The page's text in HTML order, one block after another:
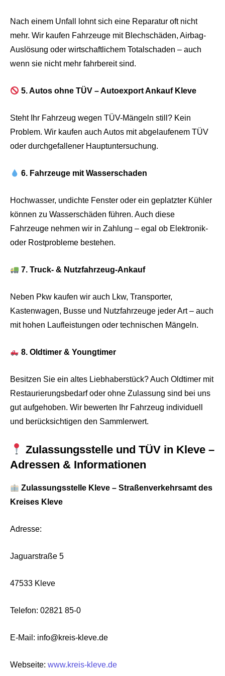
Nach einem Unfall lohnt sich eine Reparatur oft nicht
mehr. Wir kaufen Fahrzeuge mit Blechschäden, Airbag-
Auslösung oder wirtschaftlichem Totalschaden – auch
wenn sie nicht mehr fahrbereit sind.
5. Autos ohne TÜV – Autoexport Ankauf Kleve
Steht Ihr Fahrzeug wegen TÜV-Mängeln still? Kein
Problem. Wir kaufen auch Autos mit abgelaufenem TÜV
oder durchgefallener Hauptuntersuchung.
6. Fahrzeuge mit Wasserschaden
Hochwasser, undichte Fenster oder ein geplatzter Kühler
können zu Wasserschäden führen. Auch diese
Fahrzeuge nehmen wir in Zahlung – egal ob Elektronik-
oder Rostprobleme bestehen.
7. Truck- & Nutzfahrzeug-Ankauf
Neben Pkw kaufen wir auch Lkw, Transporter,
Kastenwagen, Busse und Nutzfahrzeuge jeder Art – auch
mit hohen Laufleistungen oder technischen Mängeln.
8. Oldtimer & Youngtimer
Besitzen Sie ein altes Liebhaberstück? Auch Oldtimer mit
Restaurierungsbedarf oder ohne Zulassung sind bei uns
gut aufgehoben. Wir bewerten Ihr Fahrzeug individuell
und berücksichtigen den Sammlerwert.
Zulassungsstelle und TÜV in Kleve –
Adressen & Informationen
Zulassungsstelle Kleve – Straßenverkehrsamt des
Kreises Kleve
Adresse:
Jaguarstraße 5
47533 Kleve
Telefon: 02821 85-0
E-Mail: info@kreis-kleve.de
Webseite: www.kreis-kleve.de